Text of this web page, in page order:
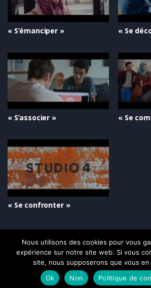
« S’émanciper » « Se
« S’associer » « Se
« Se confronter »
Copyright © 2021-2026, Optimale SARL.
Nous utilisons des cookies pour vous
expérience sur notre site web. Si vous
site, nous supposerons que vous
Ok
Non Politique de